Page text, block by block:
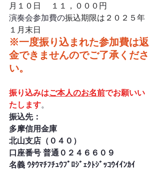
月１０日 　１１，０００円
演奏会参加費の振込期限は２０２５年
１月末日
※一度振り込まれた参加費は返
金できませんのでご了承くださ
い。
振り込みはご本人のお名前でお願いい
たします。
振込先：
多摩信用金庫
北山支店（０４０）
口座番号 普通０２４６６０９
名義 ｳﾀｳﾏﾁﾌﾁｭｳﾌﾟﾛｼﾞｪｸﾄｼﾞｯｺｳｲｲﾝｶｲ